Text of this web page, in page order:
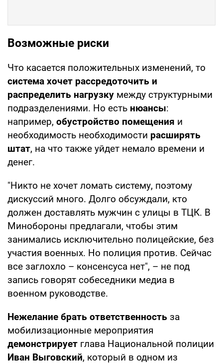
Возможные риски
Что касается положительных изменений, то
система хочет рассредоточить и
распределить нагрузку между структурными
подразделениями. Но есть нюансы:
например, обустройство помещения и
необходимость необходимости расширять
штат, на что также уйдет немало времени и
денег.
"Никто не хочет ломать систему, поэтому
дискуссий много. Долго обсуждали, кто
должен доставлять мужчин с улицы в ТЦК. В
Минобороны предлагали, чтобы этим
занимались исключительно полицейские, без
участия военных. Но полиция против. Сейчас
все заглохло – консенсуса нет", – не под
запись говорят собеседники медиа в
военном руководстве.
Нежелание брать ответственность за
мобилизационные мероприятия
демонстрирует глава Национальной полиции
Иван Выговский, который в одном из